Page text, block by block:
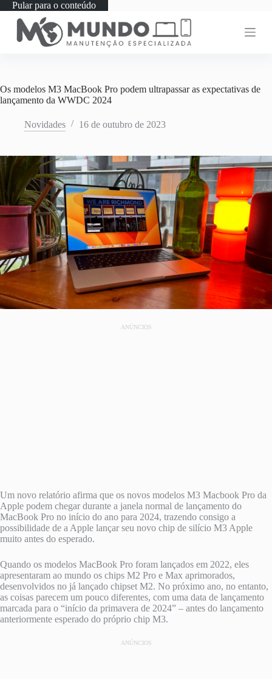
Pular para o conteúdo
Os modelos M3 MacBook Pro podem ultrapassar as expectativas de
lançamento da WWDC 2024
Novidades 16 de outubro de 2023
ANÚNCIOS
Um novo relatório afirma que os novos modelos M3 Macbook Pro da
Apple podem chegar durante a janela normal de lançamento do
MacBook Pro no início do ano para 2024, trazendo consigo a
possibilidade de a Apple lançar seu novo chip de silício M3 Apple
muito antes do esperado.
Quando os modelos MacBook Pro foram lançados em 2022, eles
apresentaram ao mundo os chips M2 Pro e Max aprimorados,
desenvolvidos no já lançado chipset M2. No próximo ano, no entanto,
as coisas parecem um pouco diferentes, com uma data de lançamento
marcada para o “início da primavera de 2024” – antes do lançamento
anteriormente esperado do próprio chip M3.
ANÚNCIOS